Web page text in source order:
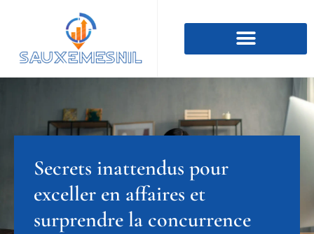
Secrets inattendus pour
exceller en affaires et
surprendre la concurrence